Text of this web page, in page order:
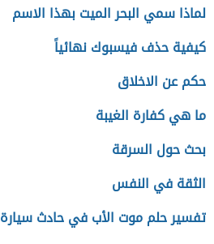
لماذا سمي البحر الميت بهذا الاسم
كيفية حذف فيسبوك نهائياً
حكم عن الاخلاق
ما هي كفارة الغيبة
بحث حول السرقة
الثقة في النفس
تفسير حلم موت الأب في حادث سيارة